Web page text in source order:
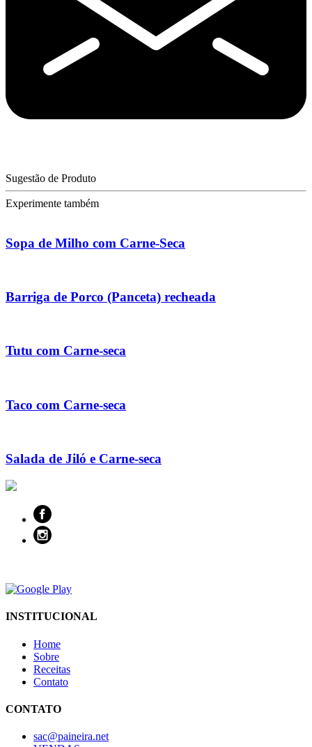
Sugestão de Produto
Experimente também
Sopa de Milho com Carne-Seca
Barriga de Porco (Panceta) recheada
Tutu com Carne-seca
Taco com Carne-seca
Salada de Jiló e Carne-seca
INSTITUCIONAL
Home
Sobre
Receitas
Contato
CONTATO
sac@paineira.net